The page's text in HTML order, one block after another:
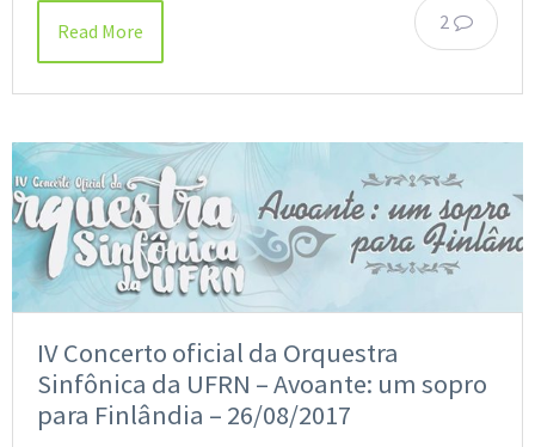
2
Read More
IV Concerto oficial da Orquestra
Sinfônica da UFRN – Avoante: um sopro
para Finlândia – 26/08/2017